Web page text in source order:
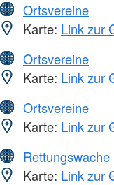
Ortsvereine
Karte: Link zur
Ortsvereine
Karte: Link zur
Ortsvereine
Karte: Link zur
Rettungswache
Karte: Link zur